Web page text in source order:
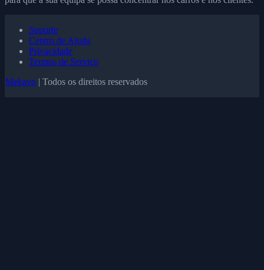
Suporte
Centro de Ajuda
Privacidade
Termos de Serviço
Mekavo | Todos os direitos reservados